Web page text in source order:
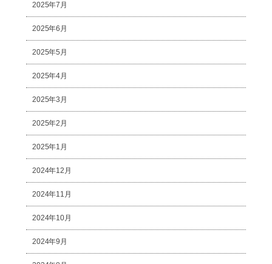
2025年7月
2025年6月
2025年5月
2025年4月
2025年3月
2025年2月
2025年1月
2024年12月
2024年11月
2024年10月
2024年9月